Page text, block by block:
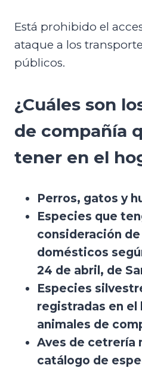
Está prohibido el
ataque a los
públicos.
¿Cuáles son
de compañía
tener en el
Perros, gatos y
Especies que
consideración
domésticos
24 de abril, de
Especies
registradas en
animales de
Aves de cetrería
catálogo de